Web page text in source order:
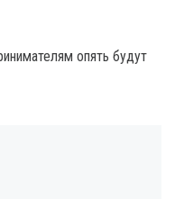
опять будут